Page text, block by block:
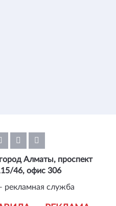
Алматы, проспект
46, офис 306
рекламная служба